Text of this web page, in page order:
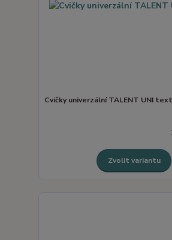
Cvičky univerzální TALENT UNI
Zvolit variantu